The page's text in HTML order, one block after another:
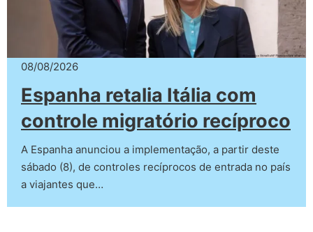
08/08/2026
Espanha retalia Itália com
controle migratório recíproco
A Espanha anunciou a implementação, a partir deste
sábado (8), de controles recíprocos de entrada no país
a viajantes que…